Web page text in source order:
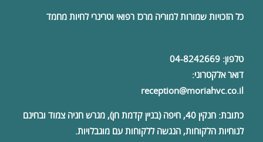
כל הזכויות שמורות למוריה מרכז רפואי וטרינרי לחיות מחמד
טלפון:04-8242669
דואר אלקטרוני:
reception@moriahvc.co.il
כתובת:
חנקין 40, חיפה (בניין קדמת חן), מגרש חניה צמוד ובחינם
לנוחיות הלקוחות, הנגשה ללקוחות עם מוגבלויות.